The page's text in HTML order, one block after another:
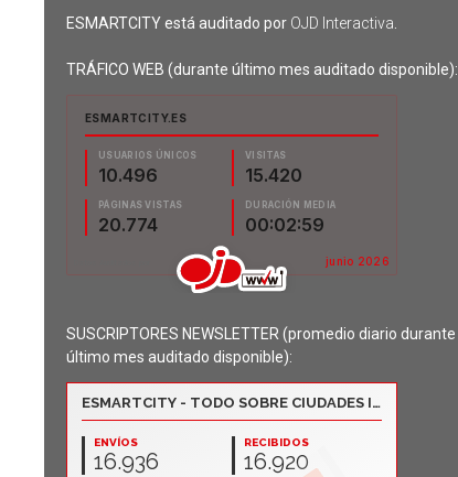
ESMARTCITY está auditado por OJD Interactiva
TRÁFICO WEB (durante último mes auditado disponible):
SUSCRIPTORES NEWSLETTER (promedio diario durante
último mes auditado disponible):